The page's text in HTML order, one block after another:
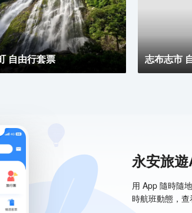
自由行套票 志布志市
永安旅
用 App 隨時隨
時航班動態，查